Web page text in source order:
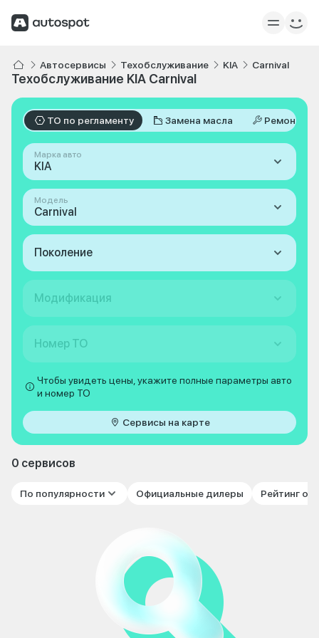
Автосервисы Техобслуживание KIA Carnival
Техобслуживание KIA Carnival
ТО по регламенту Замена масла Ремонт
Марка авто
KIA
Модель
Carnival
Поколение
Модификация
Номер ТО
Чтобы увидеть цены, укажите полные параметры авто
и номер ТО
Сервисы на карте
0 сервисов
По популярности Официальные дилеры Рейтинг